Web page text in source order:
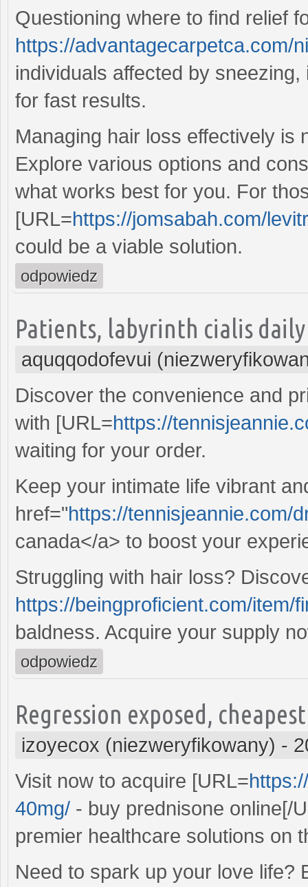
Questioning where to find relief
https://advantagecarpetca.com/
individuals affected by
for fast results.
Managing hair loss effectively is
Explore various options and
what works best for you. For
[URL=https://jomsabah.com/
could be a viable solution.
odpowiedz
Patients, labyrinth cialis
aquqqodofevui
Discover the convenience and
with [URL=https://
waiting for your order.
Keep your intimate life vibrant
href="https://tennisjeannie.com/
canada</a> to boost your
Struggling with hair loss?
https://beingproficient.com/item/
baldness. Acquire your supply
odpowiedz
Regression exposed,
izoyecox (niezweryfikowany) -
Visit now to acquire [URL=
40mg/ - buy prednisone online[/
premier healthcare solutions on
Need to spark up your love life?